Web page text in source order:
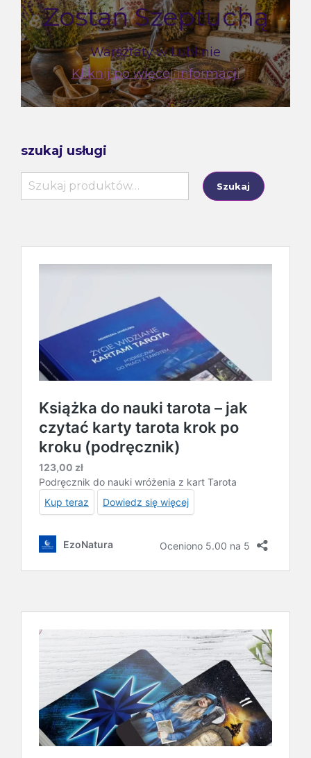
Zostań Szeptuchą
Warsztaty w Lublinie
Kliknij po więcej informacji
szukaj usługi
Szukaj:
Szukaj